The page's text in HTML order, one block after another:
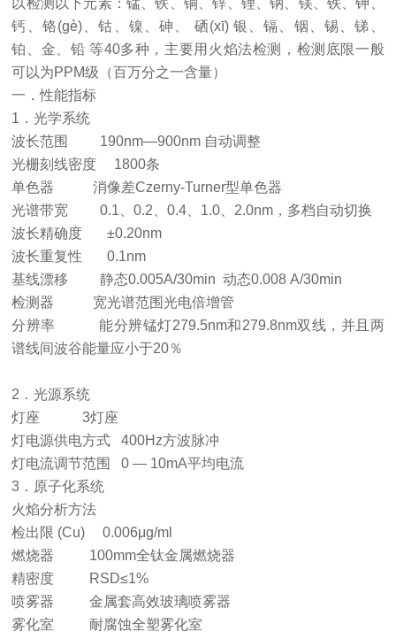
以检测以下元素：锰、铁、铜、锌、锂、钠、镁、铁、钾、
钙、铬(gè)、钴、镍、砷、 硒(xī) 银、镉、铟、锡、锑、
铂、金、铅 等40多种，主要用火焰法检测，检测底限一般
可以为PPM级（百万分之一含量）
一．性能指标
1．光学系统
波长范围 190nm—900nm 自动调整
光栅刻线密度 1800条
单色器 消像差Czerny-Turner型单色器
光谱带宽 0.1、0.2、0.4、1.0、2.0nm，多档自动切换
波长精确度 ±0.20nm
波长重复性 0.1nm
基线漂移 静态0.005A/30min 动态0.008 A/30min
检测器 宽光谱范围光电倍增管
分辨率 能分辨锰灯279.5nm和279.8nm双线，并且两
谱线间波谷能量应小于20％
2．光源系统
灯座 3灯座
灯电源供电方式 400Hz方波脉冲
灯电流调节范围 0 — 10mA平均电流
3．原子化系统
火焰分析方法
检出限 (Cu) 0.006μg/ml
燃烧器 100mm全钛金属燃烧器
精密度 RSD≤1%
喷雾器 金属套高效玻璃喷雾器
雾化室 耐腐蚀全塑雾化室